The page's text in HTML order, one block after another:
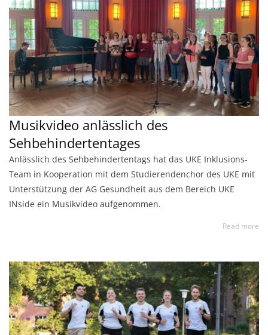
Musikvideo anlässlich des
Sehbehindertentages
Anlässlich des Sehbehindertentags hat das UKE Inklusions-
Team in Kooperation mit dem Studierendenchor des UKE mit
Unterstützung der AG Gesundheit aus dem Bereich UKE
INside ein Musikvideo aufgenommen.
Read more